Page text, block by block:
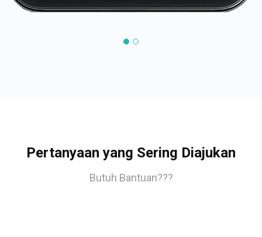
Pertanyaan yang Sering Diajukan
Butuh Bantuan???